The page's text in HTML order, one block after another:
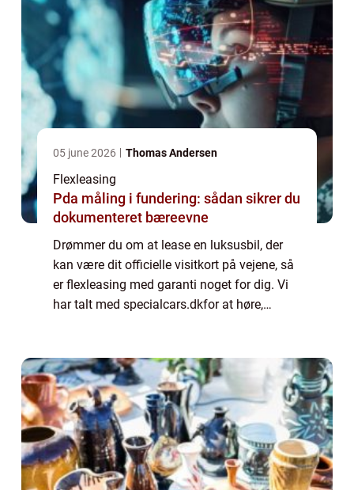
05 june 2026 Thomas Andersen
Flexleasing
Pda måling i fundering: sådan sikrer du
dokumenteret bæreevne
Drømmer du om at lease en luksusbil, der
kan være dit officielle visitkort på vejene, så
er flexleasing med garanti noget for dig. Vi
har talt med specialcars.dkfor at høre,